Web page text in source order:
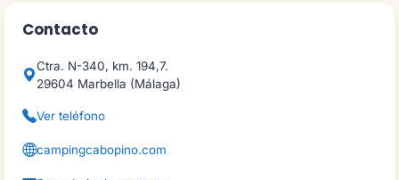
Contacto
Ctra. N-340, km. 194,7.
29604 Marbella (Málaga)
Ver teléfono
campingcabopino.com